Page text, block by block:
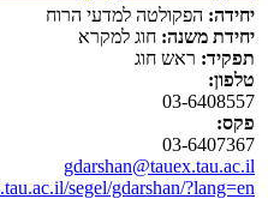
יחידה: הפקולטה למדעי הרוח
יחידת משנה: חוג למקרא
תפקיד: ראש חוג
טלפון:
03-6408557
פקס:
03-6407367
gdarshan@tauex.tau.ac.il
segel/gdarshan/?lang=en